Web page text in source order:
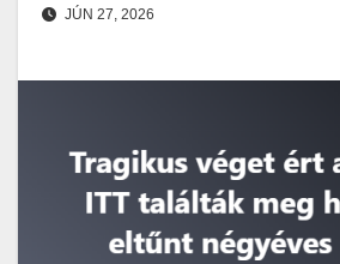
JÚN 27, 2026